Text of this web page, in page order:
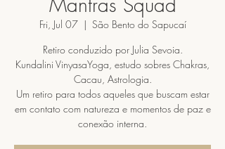
Fri, Jul 07
  |
São Bento do Sapucaí
Retiro conduzido por Julia Sevoia.
Kundalini VinyasaYoga, estudo sobres Chakras,
Cacau, Astrologia.
Um retiro para todos aqueles que buscam estar
em contato com natureza e momentos de paz e
conexão interna.